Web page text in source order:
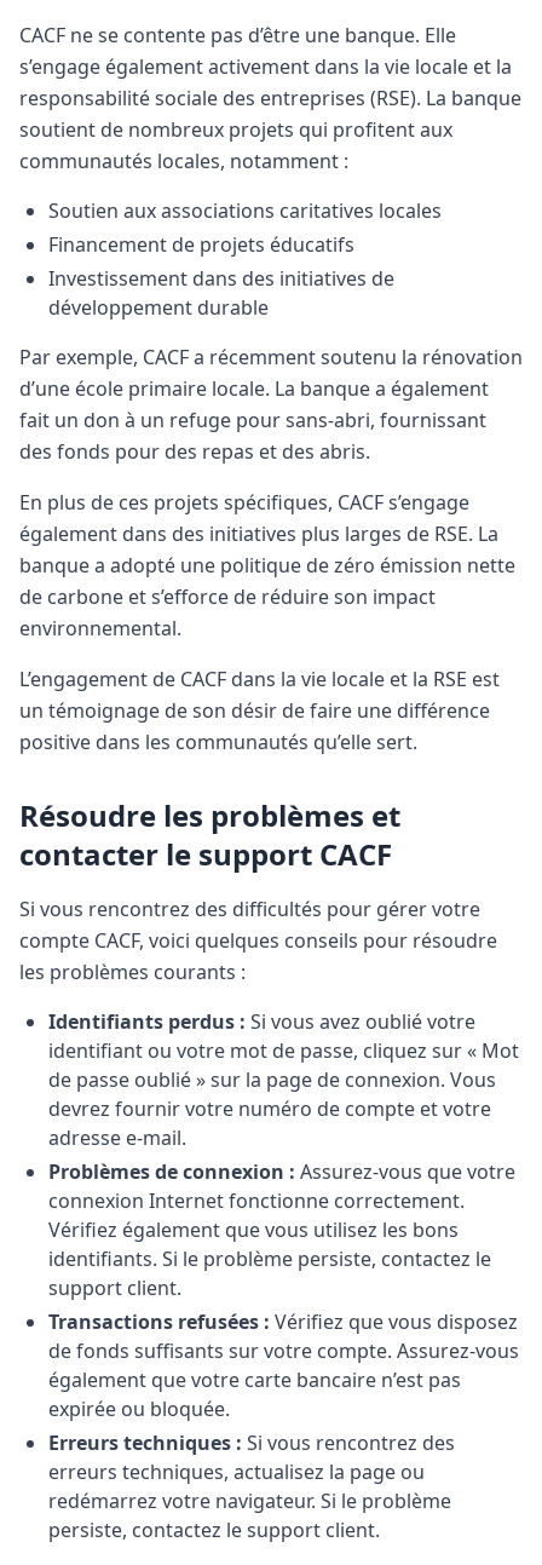
CACF ne se contente pas d’être une banque. Elle
s’engage également activement dans la vie locale et la
responsabilité sociale des entreprises (RSE). La banque
soutient de nombreux projets qui profitent aux
communautés locales, notamment :
Soutien aux associations caritatives locales
Financement de projets éducatifs
Investissement dans des initiatives de
développement durable
Par exemple, CACF a récemment soutenu la rénovation
d’une école primaire locale. La banque a également
fait un don à un refuge pour sans-abri, fournissant
des fonds pour des repas et des abris.
En plus de ces projets spécifiques, CACF s’engage
également dans des initiatives plus larges de RSE. La
banque a adopté une politique de zéro émission nette
de carbone et s’efforce de réduire son impact
environnemental.
L’engagement de CACF dans la vie locale et la RSE est
un témoignage de son désir de faire une différence
positive dans les communautés qu’elle sert.
Résoudre les problèmes et
contacter le support CACF
Si vous rencontrez des difficultés pour gérer votre
compte CACF, voici quelques conseils pour résoudre
les problèmes courants :
Identifiants perdus : Si vous avez oublié votre
identifiant ou votre mot de passe, cliquez sur « Mot
de passe oublié » sur la page de connexion. Vous
devrez fournir votre numéro de compte et votre
adresse e-mail.
Problèmes de connexion : Assurez-vous que votre
connexion Internet fonctionne correctement.
Vérifiez également que vous utilisez les bons
identifiants. Si le problème persiste, contactez le
support client.
Transactions refusées : Vérifiez que vous disposez
de fonds suffisants sur votre compte. Assurez-vous
également que votre carte bancaire n’est pas
expirée ou bloquée.
Erreurs techniques : Si vous rencontrez des
erreurs techniques, actualisez la page ou
redémarrez votre navigateur. Si le problème
persiste, contactez le support client.